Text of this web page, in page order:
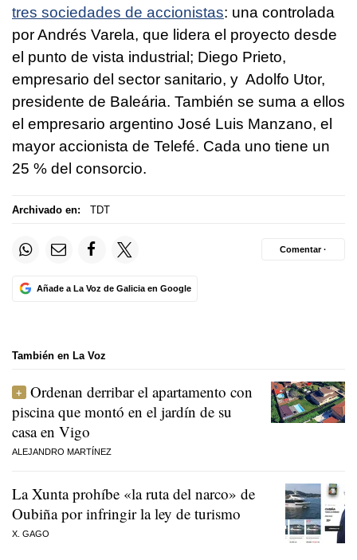
tres sociedades de accionistas: una controlada
por Andrés Varela, que lidera el proyecto desde
el punto de vista industrial; Diego Prieto,
empresario del sector sanitario, y Adolfo Utor,
presidente de Baleária. También se suma a ellos
el empresario argentino José Luis Manzano, el
mayor accionista de Telefé. Cada uno tiene un
25 % del consorcio.
Archivado en: TDT
Añade a La Voz de Galicia en Google
Comentar ·
También en La Voz
Ordenan derribar el apartamento con
piscina que montó en el jardín de su
casa en Vigo
ALEJANDRO MARTÍNEZ
La Xunta prohíbe «la ruta del narco» de
Oubiña por infringir la ley de turismo
X. GAGO